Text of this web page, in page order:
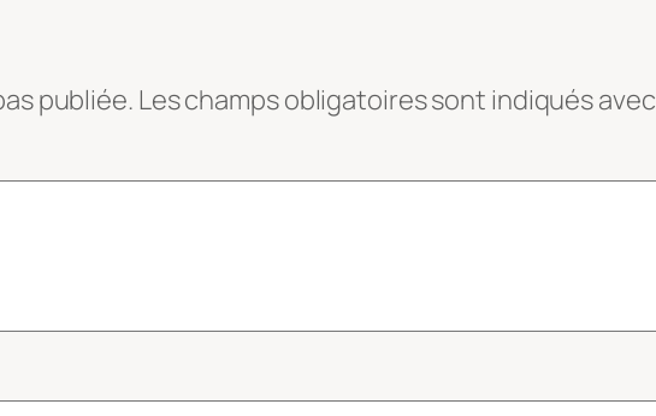
publiée.Les champs obligatoires sont indiqués